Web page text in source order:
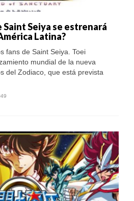
Saint Seiya se estrenará
Latina?
fans de Saint Seiya. Toei
mundial de la nueva
del Zodiaco, que está prevista